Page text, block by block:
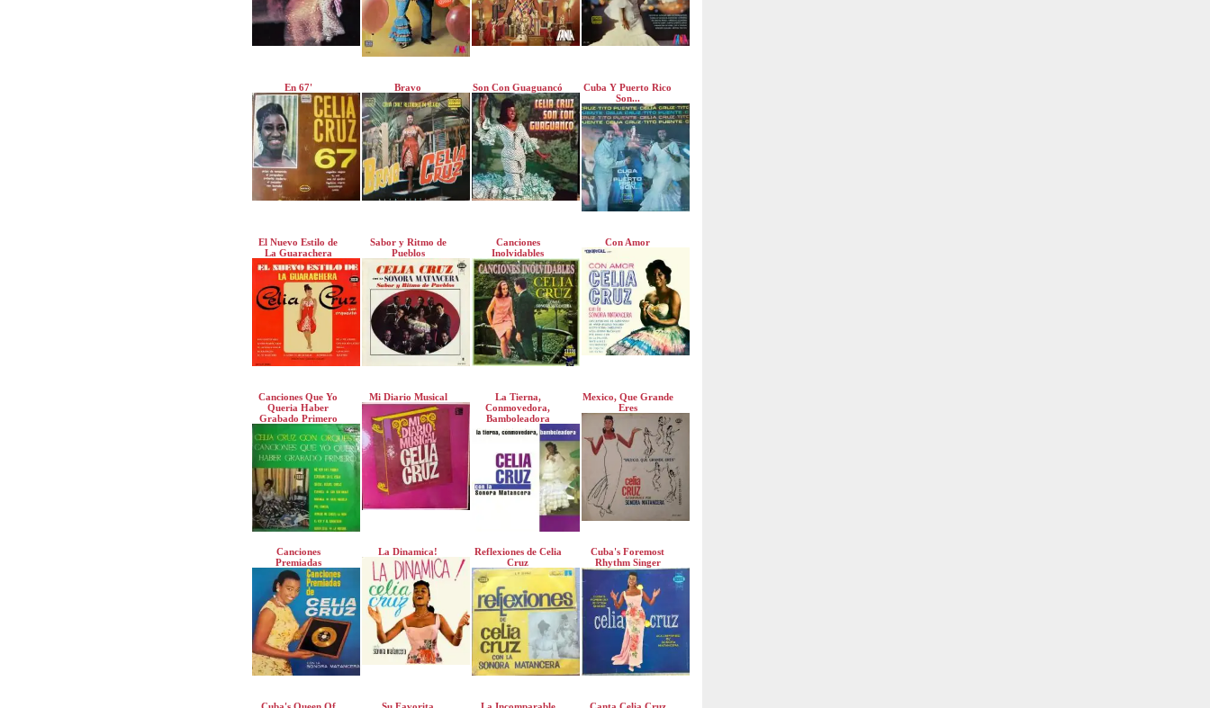
En 67' Bravo Son Con Guaguancó
Cuba Y Puerto Rico
Son...
El Nuevo Estilo de
La Guarachera
Sabor y Ritmo de
Pueblos
Canciones
Inolvidables
Con Amor
Canciones Que Yo
Queria Haber
Grabado Primero
Mi Diario Musical
La Tierna,
Conmovedora,
Bamboleadora
Mexico, Que Grande
Eres
Canciones
Premiadas
La Dinamica!
Reflexiones de Celia
Cruz
Cuba's Foremost
Rhythm Singer